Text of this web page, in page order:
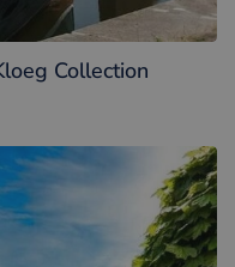
Collection